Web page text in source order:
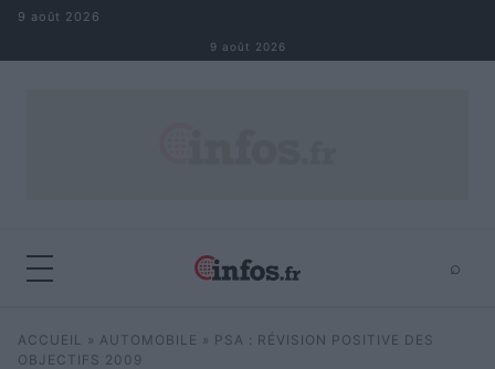
Aller au contenu
9 août 2026
9 août 2026
⌕
Rechercher ⌕
ACCUEIL » AUTOMOBILE » PSA : RÉVISION POSITIVE DES
OBJECTIFS 2009